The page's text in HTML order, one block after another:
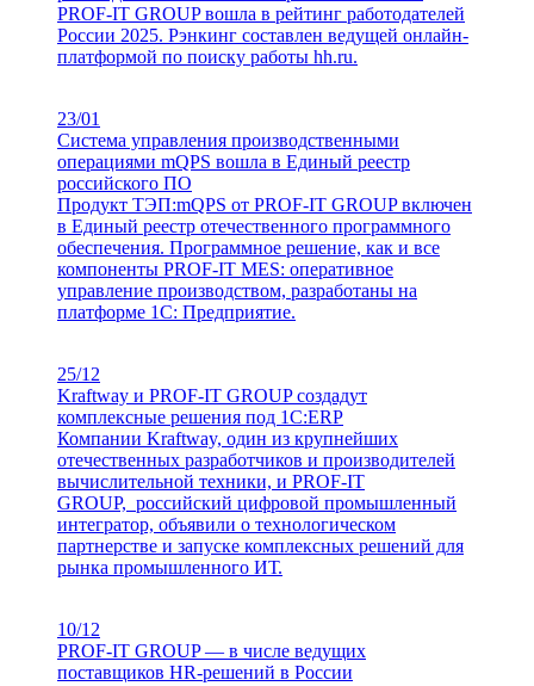
PROF-IT GROUP вошла в рейтинг работодателей
России 2025. Рэнкинг составлен ведущей онлайн-
платформой по поиску работы hh.ru.
23/01
Система управления производственными
операциями mQPS вошла в Единый реестр
российского ПО
Продукт ТЭП:mQРS от PROF-IT GROUP включен
в Единый реестр отечественного программного
обеспечения. Программное решение, как и все
компоненты PROF-IT MES: оперативное
управление производством, разработаны на
платформе 1С: Предприятие.
25/12
Kraftway и PROF-IT GROUP создадут
комплексные решения под 1С:ERP
Компании Kraftway, один из крупнейших
отечественных разработчиков и производителей
вычислительной техники, и PROF-IT
GROUP, российский цифровой промышленный
интегратор, объявили о технологическом
партнерстве и запуске комплексных решений для
рынка промышленного ИТ.
10/12
PROF-IT GROUP — в числе ведущих
поставщиков HR-решений в России